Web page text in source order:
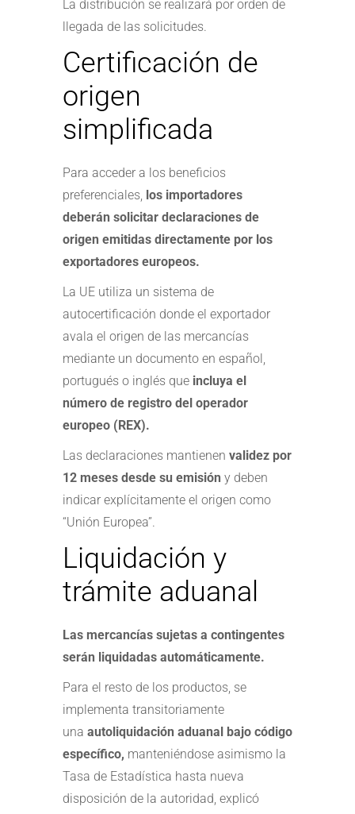
La distribución se realizará por orden de
llegada de las solicitudes.
Certificación de
origen
simplificada
Para acceder a los beneficios
preferenciales, los importadores
deberán solicitar declaraciones de
origen emitidas directamente por los
exportadores europeos.
La UE utiliza un sistema de
autocertificación donde el exportador
avala el origen de las mercancías
mediante un documento en español,
portugués o inglés que incluya el
número de registro del operador
europeo (REX).
Las declaraciones mantienen validez por
12 meses desde su emisión y deben
indicar explícitamente el origen como
“Unión Europea”.
Liquidación y
trámite aduanal
Las mercancías sujetas a contingentes
serán liquidadas automáticamente.
Para el resto de los productos, se
implementa transitoriamente
una autoliquidación aduanal bajo código
específico, manteniéndose asimismo la
Tasa de Estadística hasta nueva
disposición de la autoridad, explicó